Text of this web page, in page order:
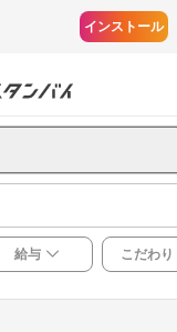
インストール
給与 こだわり